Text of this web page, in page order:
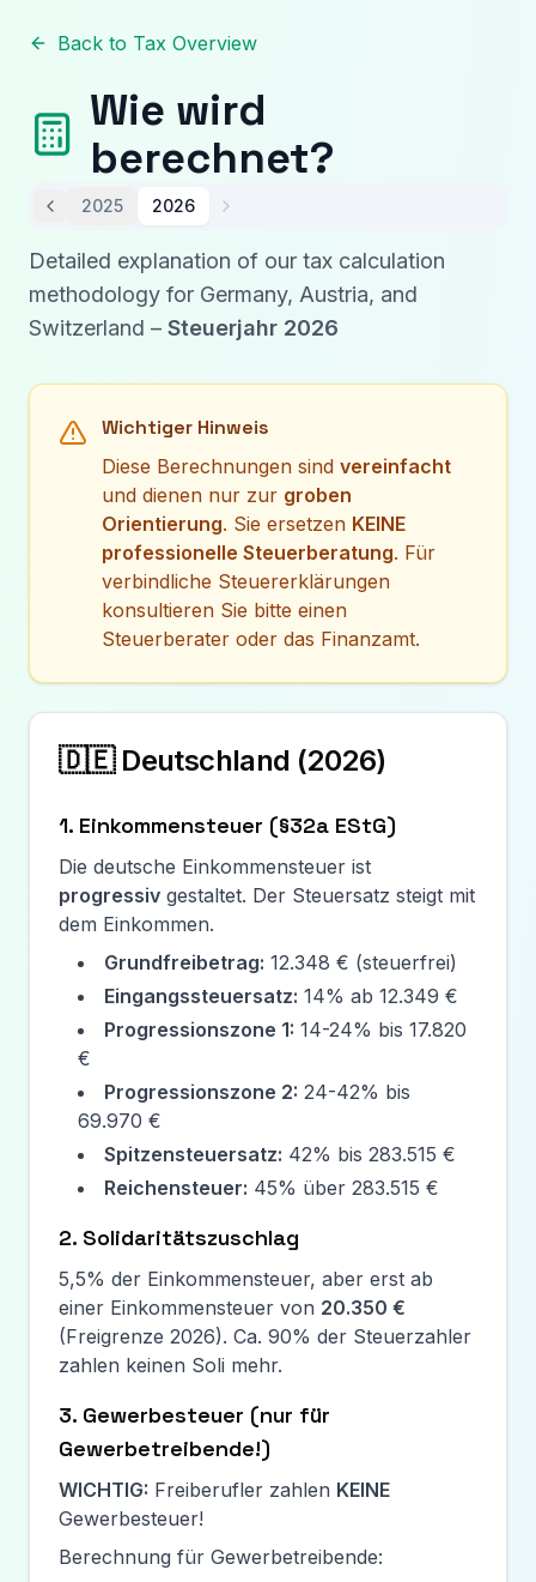
Back to Tax Overview
Wie wird
berechnet?
2025 2026
Detailed explanation of our tax calculation
methodology for Germany, Austria, and
Switzerland – Steuerjahr 2026
Wichtiger Hinweis
Diese Berechnungen sind vereinfacht
und dienen nur zur groben
Orientierung. Sie ersetzen KEINE
professionelle Steuerberatung. Für
verbindliche Steuererklärungen
konsultieren Sie bitte einen
Steuerberater oder das Finanzamt.
🇩🇪 Deutschland (2026)
1. Einkommensteuer (§32a EStG)
Die deutsche Einkommensteuer ist
progressiv gestaltet. Der Steuersatz steigt mit
dem Einkommen.
Grundfreibetrag: 12.348 € (steuerfrei)
Eingangssteuersatz: 14% ab 12.349 €
Progressionszone 1: 14-24% bis 17.820
€
Progressionszone 2: 24-42% bis
69.970 €
Spitzensteuersatz: 42% bis 283.515 €
Reichensteuer: 45% über 283.515 €
2. Solidaritätszuschlag
5,5% der Einkommensteuer, aber erst ab
einer Einkommensteuer von 20.350 €
(Freigrenze 2026). Ca. 90% der Steuerzahler
zahlen keinen Soli mehr.
3. Gewerbesteuer (nur für
Gewerbetreibende!)
WICHTIG: Freiberufler zahlen KEINE
Gewerbesteuer!
Berechnung für Gewerbetreibende: